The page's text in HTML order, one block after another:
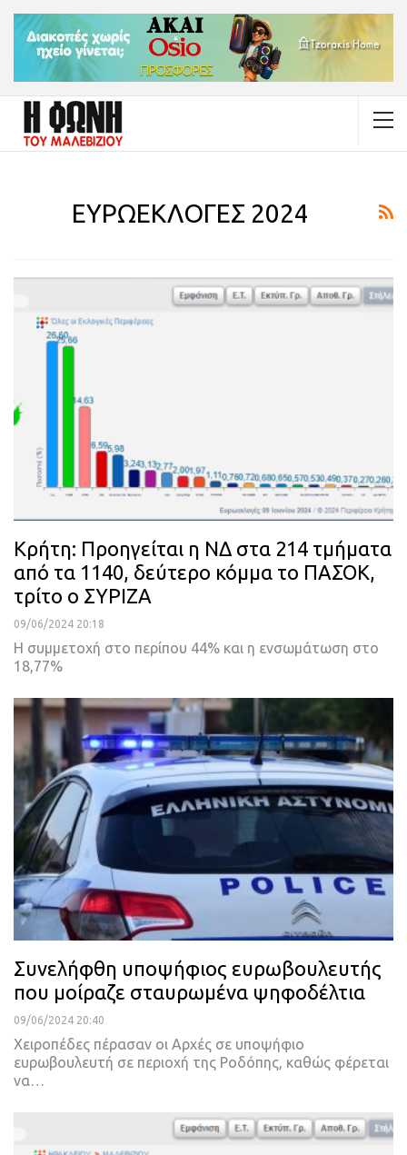
ΕΥΡΩΕΚΛΟΓΕΣ 2024
Κρήτη: Προηγείται η ΝΔ στα 214 τμήματα
από τα 1140, δεύτερο κόμμα το ΠΑΣΟΚ,
τρίτο ο ΣΥΡΙΖΑ
09/06/2024 20:18
Η συμμετοχή στο περίπου 44% και η ενσωμάτωση στο
18,77%
Συνελήφθη υποψήφιος ευρωβουλευτής
που μοίραζε σταυρωμένα ψηφοδέλτια
09/06/2024 20:40
Χειροπέδες πέρασαν οι Αρχές σε υποψήφιο
ευρωβουλευτή σε περιοχή της Ροδόπης, καθώς φέρεται
να…